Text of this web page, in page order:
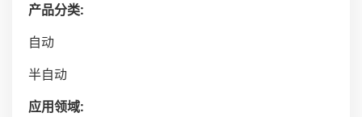
产品分类:
自动
半自动
应用领域: